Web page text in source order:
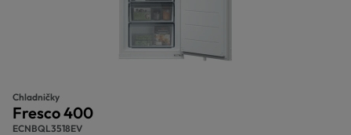
Chladničky
Fresco 400
ECNBQL3518EV